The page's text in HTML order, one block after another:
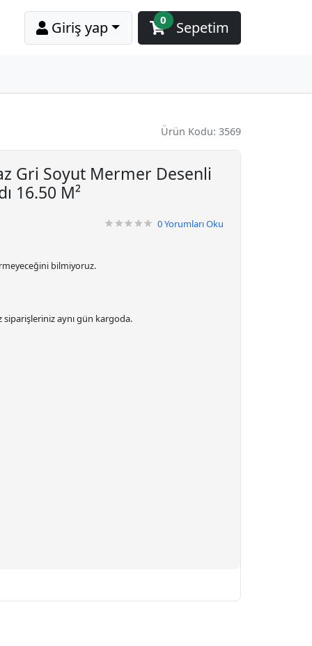
Giriş yap Sepetim
0
Ürün Kodu: 3569
Gri Soyut Mermer Desenli
16.50 M²
0Yorumları Oku
bilmiyoruz.
siparişlerinizaynı gün kargoda.